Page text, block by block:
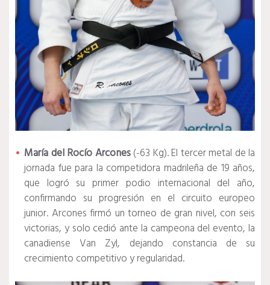
María del Rocío Arcones(-63 Kg). El tercer metal de la
jornada fue para la competidora madrileña de 19 años,
que logró su primer podio internacional del año,
confirmando su progresión en el circuito europeo
junior. Arcones firmó un torneo de gran nivel, con seis
victorias, y solo cedió ante la campeona del evento, la
canadiense Van Zyl, dejando constancia de su
crecimiento competitivo y regularidad.